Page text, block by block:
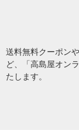
送料無料クーポン
ど、「高島屋オン
たします。